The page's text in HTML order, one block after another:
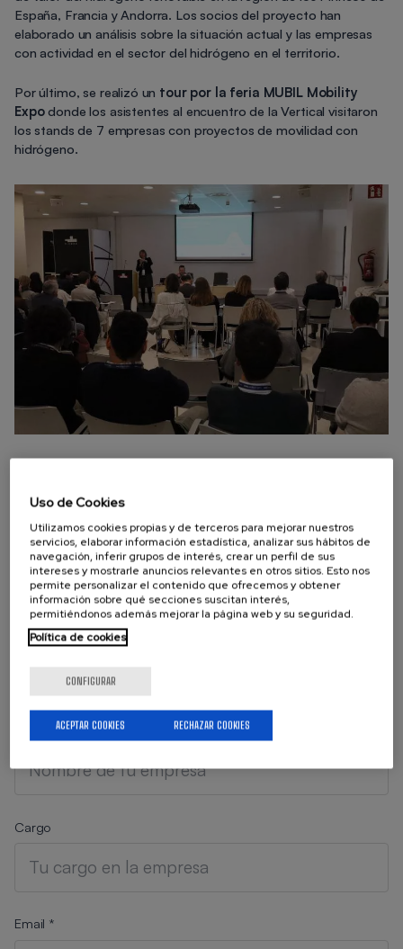
España, Francia y Andorra. Los socios del proyecto han
elaborado un análisis sobre la situación actual y las empresas
con actividad en el sector del hidrógeno en el territorio.
Por último, se realizó un tour por la feria MUBIL Mobility
Expodonde los asistentes al encuentro de la Vertical visitaron
los stands de 7 empresas con proyectos de movilidad con
hidrógeno.
Si quieres recibir el boletín semanal
en tu correo electrónico,
cumplimenta el siguiente formulario
de suscripción.
Nombre *
Empresa *
Cargo
Email *
Uso de Cookies
Utilizamos cookies propias y de terceros para mejorar nuestros
servicios, elaborar información estadística, analizar sus hábitos de
navegación, inferir grupos de interés, crear un perfil de sus
intereses y mostrarle anuncios relevantes en otros sitios. Esto nos
permite personalizar el contenido que ofrecemos y obtener
información sobre qué secciones suscitan interés,
permitiéndonos además mejorar la página web y su seguridad.
Política de cookies
CONFIGURAR
RECHAZAR COOKIES
ACEPTAR COOKIES